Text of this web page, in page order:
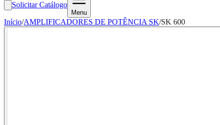
Solicitar Catálogo
Menu
Início/AMPLIFICADORES DE POTÊNCIA SK/SK 600